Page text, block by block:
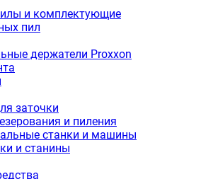
и комплектующие
пил
держатели Proxxon
заточки
и пиления
станки и машины
и станины